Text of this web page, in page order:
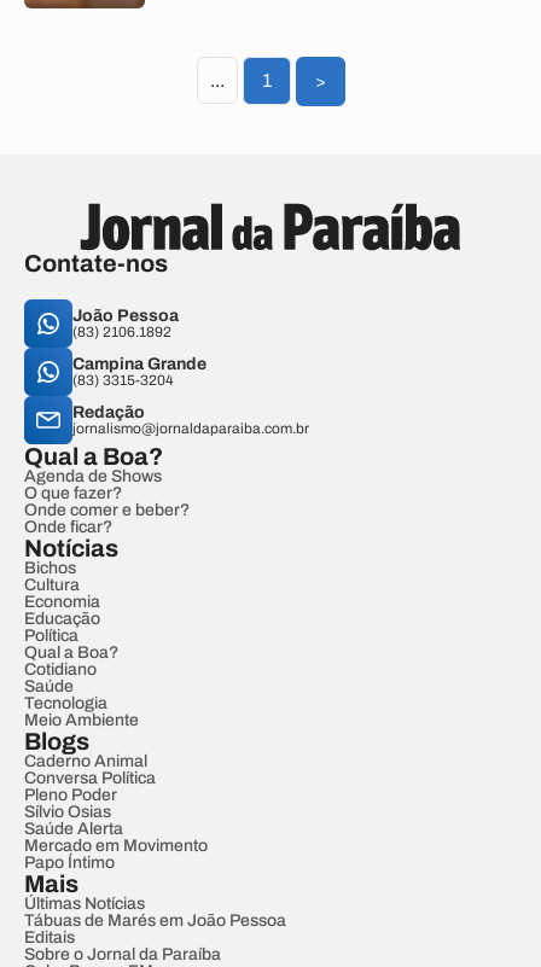
... 1 >
Contate-nos
João Pessoa
(83) 2106.1892
Campina Grande
(83) 3315-3204
Redação
jornalismo@jornaldaparaiba.com.br
Qual a Boa?
Agenda de Shows
O que fazer?
Onde comer e beber?
Onde ficar?
Notícias
Bichos
Cultura
Economia
Educação
Política
Qual a Boa?
Cotidiano
Saúde
Tecnologia
Meio Ambiente
Blogs
Caderno Animal
Conversa Política
Pleno Poder
Sílvio Osias
Saúde Alerta
Mercado em Movimento
Papo Íntimo
Mais
Últimas Notícias
Tábuas de Marés em João Pessoa
Editais
Sobre o Jornal da Paraíba